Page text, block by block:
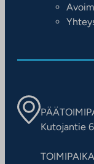
Kutojantie